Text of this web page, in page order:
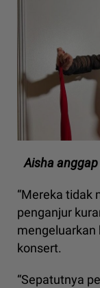
Aisha
“Mereka tidak
penganjur
mengeluarkan
konsert.
“Sepatutnya